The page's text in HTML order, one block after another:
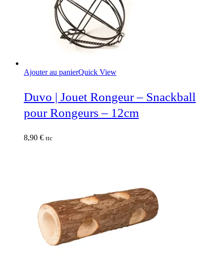
Ajouter au panierQuick View
Duvo | Jouet Rongeur – Snackball
pour Rongeurs – 12cm
8,90 € ttc